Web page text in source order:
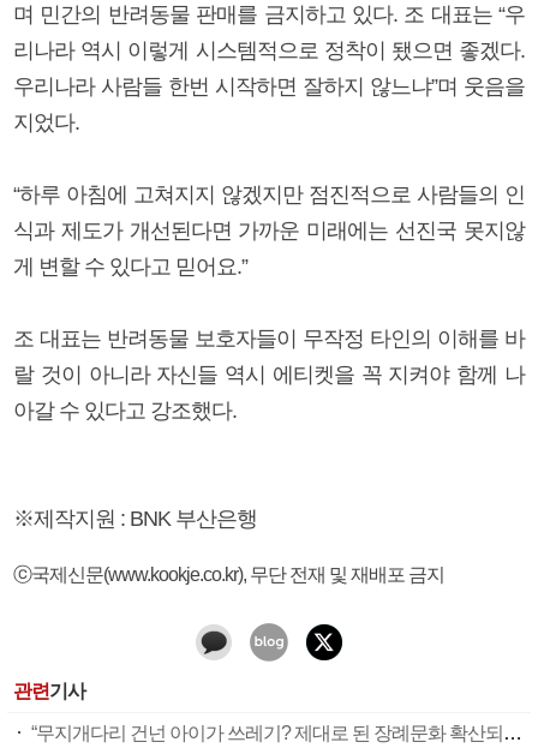
며 민간의 반려동물 판매를 금지하고 있다. 조 대표는 “우
리나라 역시 이렇게 시스템적으로 정착이 됐으면 좋겠다.
우리나라 사람들 한번 시작하면 잘하지 않느냐”며 웃음을
지었다.
“하루 아침에 고쳐지지 않겠지만 점진적으로 사람들의 인
식과 제도가 개선된다면 가까운 미래에는 선진국 못지않
게 변할 수 있다고 믿어요.”
조 대표는 반려동물 보호자들이 무작정 타인의 이해를 바
랄 것이 아니라 자신들 역시 에티켓을 꼭 지켜야 함께 나
아갈 수 있다고 강조했다.
※제작지원 : BNK 부산은행
ⓒ국제신문(www.kookje.co.kr), 무단 전재 및 재배포 금지
관련기사
“무지개다리 건넌 아이가 쓰레기? 제대로 된 장례문화 확산되길”